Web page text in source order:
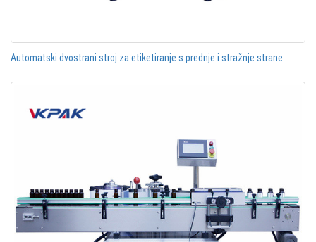
Automatski dvostrani stroj za etiketiranje s prednje i stražnje strane